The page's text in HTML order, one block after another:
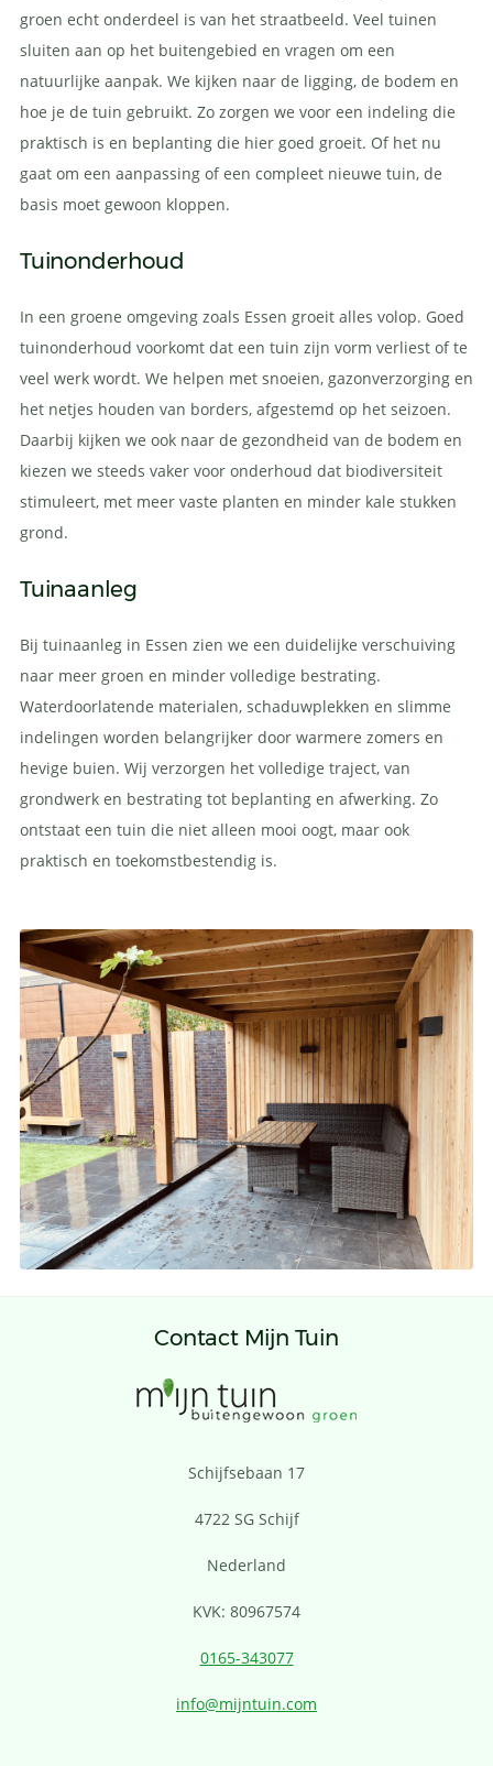
groen echt onderdeel is van het straatbeeld. Veel tuinen
sluiten aan op het buitengebied en vragen om een
natuurlijke aanpak. We kijken naar de ligging, de bodem en
hoe je de tuin gebruikt. Zo zorgen we voor een indeling die
praktisch is en beplanting die hier goed groeit. Of het nu
gaat om een aanpassing of een compleet nieuwe tuin, de
basis moet gewoon kloppen.
Tuinonderhoud
In een groene omgeving zoals Essen groeit alles volop. Goed
tuinonderhoud voorkomt dat een tuin zijn vorm verliest of te
veel werk wordt. We helpen met snoeien, gazonverzorging en
het netjes houden van borders, afgestemd op het seizoen.
Daarbij kijken we ook naar de gezondheid van de bodem en
kiezen we steeds vaker voor onderhoud dat biodiversiteit
stimuleert, met meer vaste planten en minder kale stukken
grond.
Tuinaanleg
Bij tuinaanleg in Essen zien we een duidelijke verschuiving
naar meer groen en minder volledige bestrating.
Waterdoorlatende materialen, schaduwplekken en slimme
indelingen worden belangrijker door warmere zomers en
hevige buien. Wij verzorgen het volledige traject, van
grondwerk en bestrating tot beplanting en afwerking. Zo
ontstaat een tuin die niet alleen mooi oogt, maar ook
praktisch en toekomstbestendig is.
Contact Mijn Tuin
Schijfsebaan 17
4722 SG Schijf
Nederland
KVK: 80967574
0165-343077
info@mijntuin.com